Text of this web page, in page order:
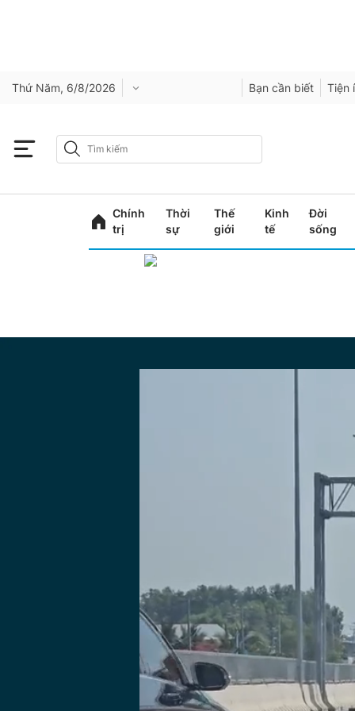
Thứ Năm, 6/8/2026 Bạn cần biết Tiện
Chính
trị
Thời
sự
Thế
giới
Kinh
tế
Đời
sống